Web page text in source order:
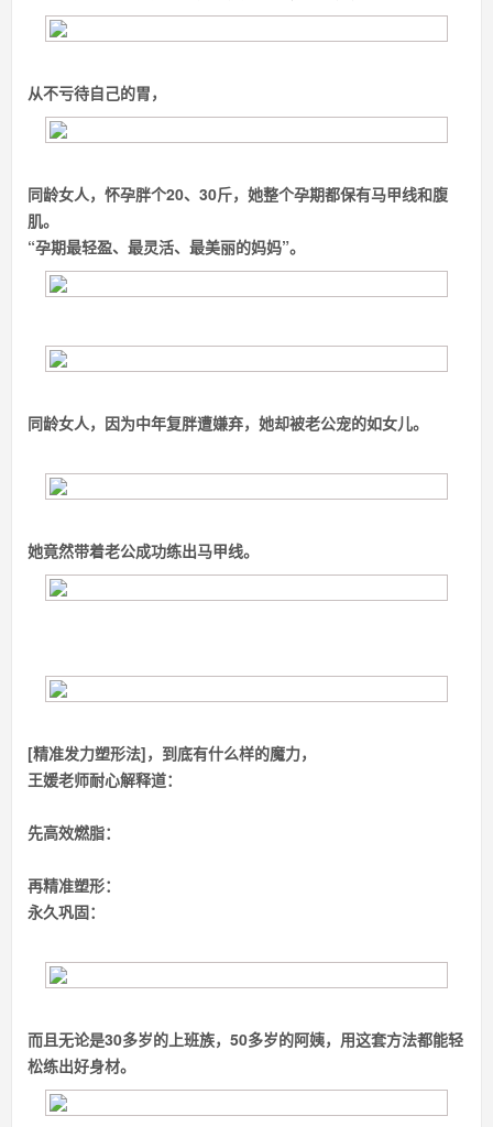
从不亏待自己的胃，
同龄女人，怀孕胖个20、30斤，她整个孕期都保有马甲线和腹
肌。
“孕期最轻盈、最灵活、最美丽的妈妈”。
同龄女人，因为中年复胖遭嫌弃，她却被老公宠的如女儿。
她竟然带着老公成功练出马甲线。
[精准发力塑形法]，到底有什么样的魔力，
王媛老师耐心解释道：
先高效燃脂：
再精准塑形：
永久巩固：
而且无论是30多岁的上班族，50多岁的阿姨，用这套方法都能轻
松练出好身材。